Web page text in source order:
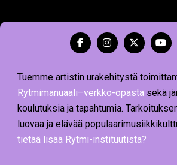
Tuemme artistin urakehitystä
Rytmimanuaali–verkko-opasta sekä
koulutuksia ja tapahtumia.
luovaa ja elävää
tietää lisää Rytmi-instituutista?